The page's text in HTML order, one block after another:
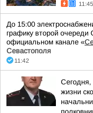
11:45
До 15:00
графику второй очереди
официальном канале «
Севастополя
11:42
Сегодня,
жизни